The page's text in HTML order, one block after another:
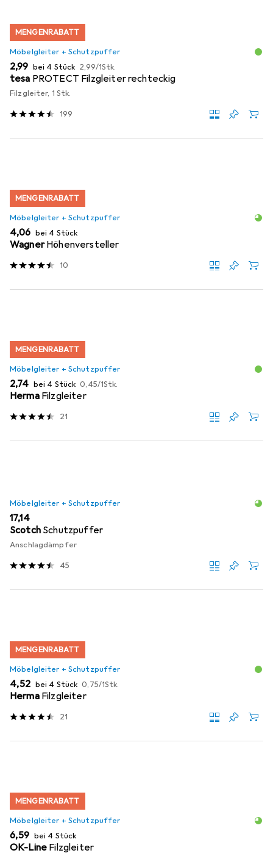
MENGENRABATT
Möbelgleiter + Schutzpuffer
EUR
2,99 bei 4 Stück EUR
2,99/1Stk.
tesa PROTECT Filzgleiter rechteckig
Filzgleiter, 1 Stk.
199
MENGENRABATT
Möbelgleiter + Schutzpuffer
EUR
4,06 bei 4 Stück
Wagner Höhenversteller
10
MENGENRABATT
Möbelgleiter + Schutzpuffer
EUR
2,74 bei 4 Stück EUR
0,45/1Stk.
Herma Filzgleiter
21
Möbelgleiter + Schutzpuffer
EUR
17,14
Scotch Schutzpuffer
Anschlagdämpfer
45
MENGENRABATT
Möbelgleiter + Schutzpuffer
EUR
4,52 bei 4 Stück EUR
0,75/1Stk.
Herma Filzgleiter
21
MENGENRABATT
Möbelgleiter + Schutzpuffer
EUR
6,59 bei 4 Stück
OK-Line Filzgleiter